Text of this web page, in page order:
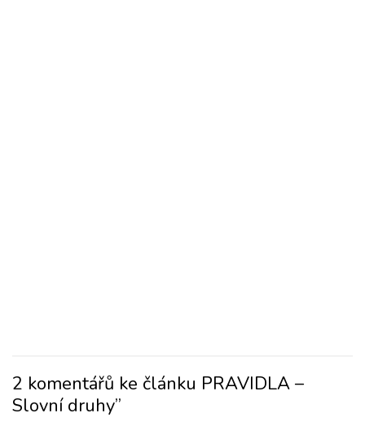
2 komentářů ke článku PRAVIDLA –
Slovní druhy”